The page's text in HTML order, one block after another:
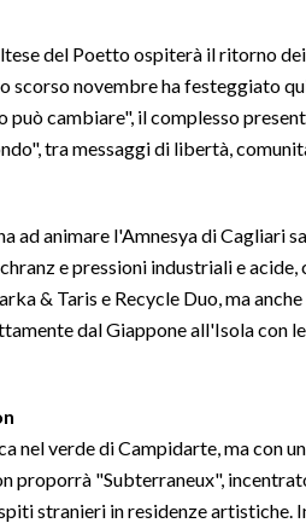
del Poetto ospiterà il ritorno
scorso novembre ha festeggiato
cambiare", il complesso
tra messaggi di libertà,
ad animare l'Amnesya di Cagliari
e pressioni industriali e acide,
& Taris e Recycle Duo, ma
dal Giappone all'Isola con
nel verde di Campidarte, ma con
proporrà "Subterraneux",
stranieri in residenze artistiche.